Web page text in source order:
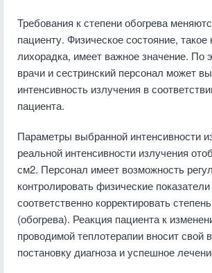
Требования к степени обогрева
пациенту. Физическое состояние,
лихорадка, имеет важное значение. По
врачи и сестринский персонал может
интенсивность излучения в
пациента.
Параметры выбранной интенсивности
реальной интенсивности излучения
см2. Персонал имеет возможность
контролировать физические
соответственно корректировать
(обогрева). Реакция пациента к
проводимой теплотерапии вносит свой
постановку диагноза и успешное